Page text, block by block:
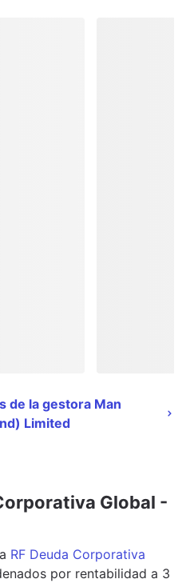
de la gestora Man
Limited
Global -
RF Deuda Corporativa
por rentabilidad a 3